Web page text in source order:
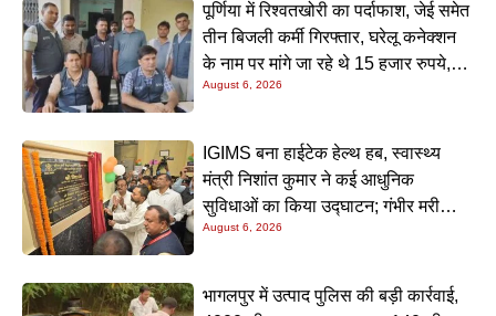
पूर्णिया में रिश्वतखोरी का पर्दाफाश, जेई समेत
तीन बिजली कर्मी गिरफ्तार, घरेलू कनेक्शन
के नाम पर मांगे जा रहे थे 15 हजार रुपये,
निगरानी टीम ने रंगे हाथ पकड़ा
August 6, 2026
IGIMS बना हाईटेक हेल्थ हब, स्वास्थ्य
मंत्री निशांत कुमार ने कई आधुनिक
सुविधाओं का किया उद्घाटन; गंभीर मरीजों
के इलाज में आएगा बड़ा सुधार
August 6, 2026
भागलपुर में उत्पाद पुलिस की बड़ी कार्रवाई,